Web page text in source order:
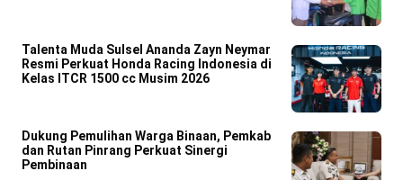
Talenta Muda Sulsel Ananda Zayn Neymar
Resmi Perkuat Honda Racing Indonesia di
Kelas ITCR 1500 cc Musim 2026
Dukung Pemulihan Warga Binaan, Pemkab
dan Rutan Pinrang Perkuat Sinergi
Pembinaan